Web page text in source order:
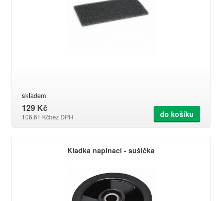
skladem
129 Kč
106,61 Kčbez DPH do košíku
Kladka napínací - sušička